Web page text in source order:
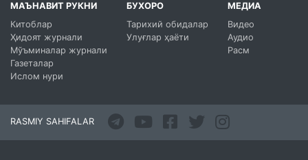
МАЪНАВИТ РУКНИ
Китоблар
Ҳидоят журнали
Мўъминалар журнали
Газеталар
Ислом нури
БУХОРО
Тарихий обидалар
Улуғлар ҳаёти
МЕДИА
Видео
Аудио
Расм
RASMIY SAHIFALAR